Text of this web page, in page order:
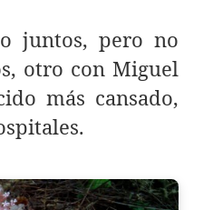
juntos, pero no
otro con Miguel
más cansado,